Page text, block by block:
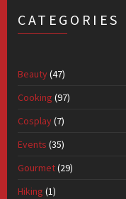
CATEGORIES
Beauty(47)
Cooking (97)
Cosplay(7)
Events (35)
Gourmet(29)
Hiking (1)